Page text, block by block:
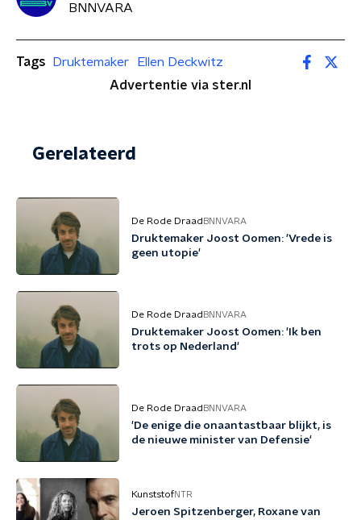
BNNVARA
Tags Druktemaker
Ellen Deckwitz
Advertentie via ster.nl
Gerelateerd
De Rode Draad BNNVARA
Druktemaker Joost Oomen: 'Vrede is
geen utopie'
De Rode Draad BNNVARA
Druktemaker Joost Oomen: 'Ik ben
trots op Nederland'
De Rode Draad BNNVARA
'De enige die onaantastbaar blijkt, is
de nieuwe minister van Defensie'
KunststofNTR
Jeroen Spitzenberger, Roxane van